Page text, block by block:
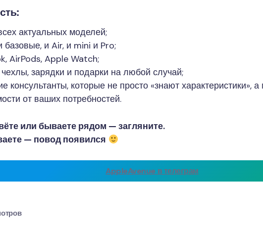
актуальных моделей;
базовые, и Air, и mini и Pro;
AirPods, Apple Watch;
зарядки и подарки на любой случай;
консультанты, которые не просто «знают характеристики»,
от ваших потребностей.
или бываете рядом — загляните.
— повод появился
AppleAvenue в телеграм